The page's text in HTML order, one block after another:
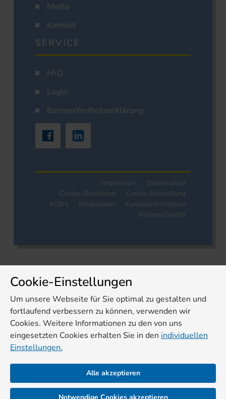
Media
Kontakt
SERVICE
FAQ
Login
Barrierefreiheitserklärung
Impressum
Datenschutz
Cookie-Richtlinien
Cookie-Einstellung
AGB's
Mediadaten
Kundeninformation
Widerrufsrecht
Cookie-Einstellungen
Um unsere Webseite für Sie optimal zu gestalten und
fortlaufend verbessern zu können, verwenden wir
Cookies. Weitere Informationen zu den von uns
eingesetzten Cookies erhalten Sie in den individuellen
Einstellungen.
Alle akzeptieren